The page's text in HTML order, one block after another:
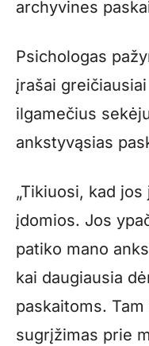
archyvines
Psichologas
įrašai
ilgamečius
ankstyvąsias
„Tikiuosi, kad
įdomios. Jos
patiko mano
kai daugiausia
paskaitoms.
sugrįžimas prie